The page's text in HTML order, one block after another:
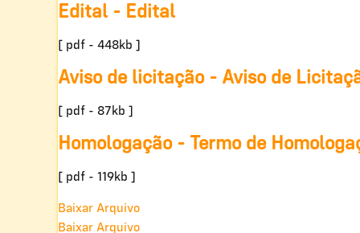
Edital - Edital
[ pdf - 448kb ]
Aviso de licitação - Aviso de
[ pdf - 87kb ]
Homologação - Termo de
[ pdf - 119kb ]
Baixar Arquivo
Baixar Arquivo